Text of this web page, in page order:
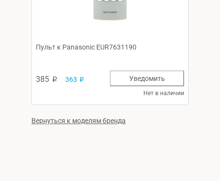
Пульт к Panasonic EUR7631190
385 p 363 p
Нет в наличии
Уведомить
Вернуться к моделям бренда